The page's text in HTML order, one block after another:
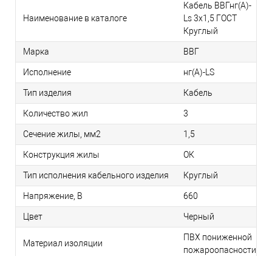
Наименование в каталоге
Кабель ВВГнг(А)-
Ls 3х1,5 ГОСТ
Круглый
Марка ВВГ
Исполнение нг(А)-LS
Тип изделия Кабель
Количество жил 3
Сечение жилы, мм2 1,5
Конструкция жилы ОК
Тип исполнения кабельного изделия Круглый
Напряжение, В 660
Цвет Черный
Материал изоляции
ПВХ пониженной
пожароопасности